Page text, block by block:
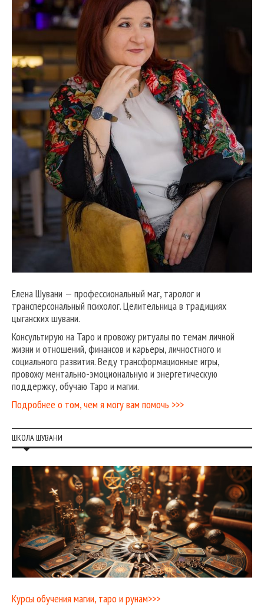
Елена Шувани — профессиональный маг, таролог и
трансперсональный психолог. Целительница в традициях
цыганских шувани.
Консультирую на Таро и провожу ритуалы по темам личной
жизни и отношений, финансов и карьеры, личностного и
социального развития. Веду трансформационные игры,
провожу ментально-эмоциональную и энергетическую
поддержку, обучаю Таро и магии.
Подробнее о том, чем я могу вам помочь >>>
ШКОЛА ШУВАНИ
Курсы обучения магии, таро и рунам>>>